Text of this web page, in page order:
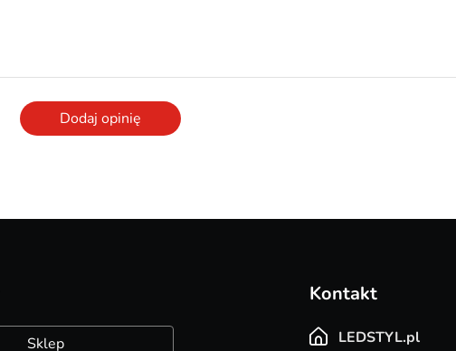
Dodaj opinię
Sklep
Kontakt
LEDSTYL.pl